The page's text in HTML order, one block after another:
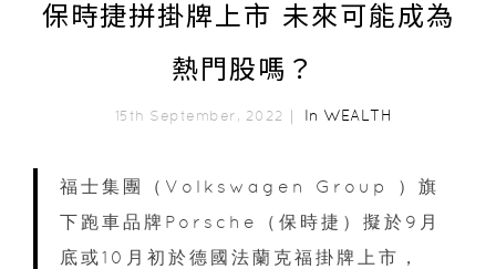
保時捷拼掛牌上市 未來可能成為
熱門股嗎？
15th September, 2022｜ In WEALTH
福士集團（Volkswagen Group ）旗
下跑車品牌Porsche（保時捷）擬於9月
底或10月初於德國法蘭克福掛牌上市，